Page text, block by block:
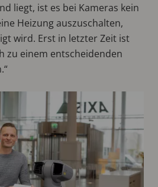
liegt, ist es bei Kameras kein
Heizung auszuschalten,
wird. Erst in letzter Zeit ist
zu einem entscheidenden